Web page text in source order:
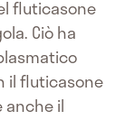
fluticasone
Ciò ha
il fluticasone
anche il